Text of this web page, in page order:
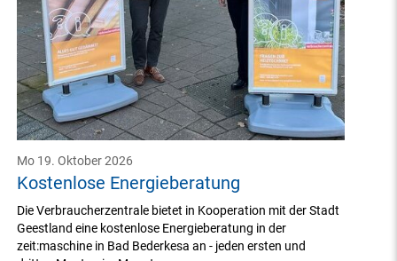
Kostenlose Energieberatung
Mo 19. Oktober 2026
Die Verbraucherzentrale bietet in Kooperation mit der Stadt
Geestland eine kostenlose Energieberatung in der
zeit:maschine in Bad Bederkesa an - jeden ersten und